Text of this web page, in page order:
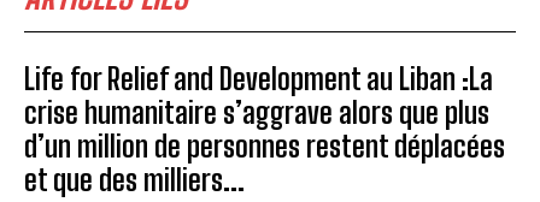
Life for Relief and Development au Liban :La
crise humanitaire s’aggrave alors que plus
d’un million de personnes restent déplacées
et que des milliers...